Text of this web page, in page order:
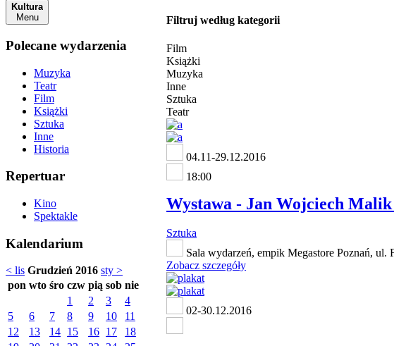
Kultura
Menu
Polecane wydarzenia
Muzyka
Teatr
Film
Książki
Sztuka
Inne
Historia
Repertuar
Kino
Spektakle
Kalendarium
< lis Grudzień 2016 sty >
pon wto śro czw pią sob nie
1
2 3
4
5
6 7 8 9 10
11
12
13 14 15 16 17
18
Filtruj według kategorii
Film
Książki
Muzyka
Inne
Sztuka
Teatr
04.11-29.12.2016
18:00
Wystawa - Jan Wojciech
Sztuka
Sala wydarzeń, empik Megastore Poznań, ul.
Zobacz szczegóły
02-30.12.2016